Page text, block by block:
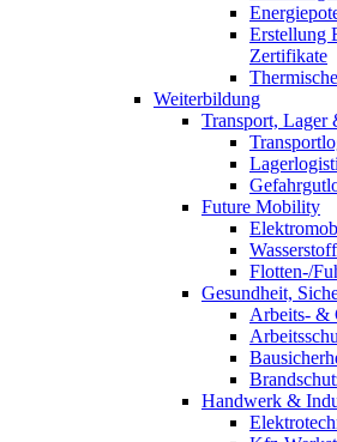
Erstellung
Zertifikate
Weiterbildung
Transport, Lager
Future Mobility
Flotten-/
Gesundheit,
Arbeits- &
Handwerk &